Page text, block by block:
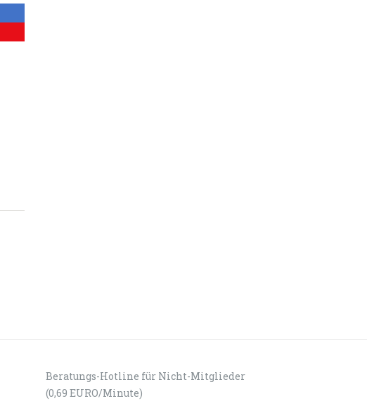
Beratungs-Hotline für Nicht-Mitglieder
(0,69 EURO/Minute)